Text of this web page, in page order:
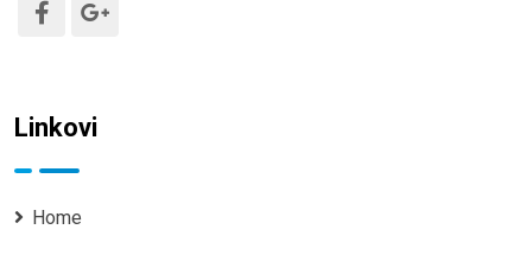
Linkovi
Home